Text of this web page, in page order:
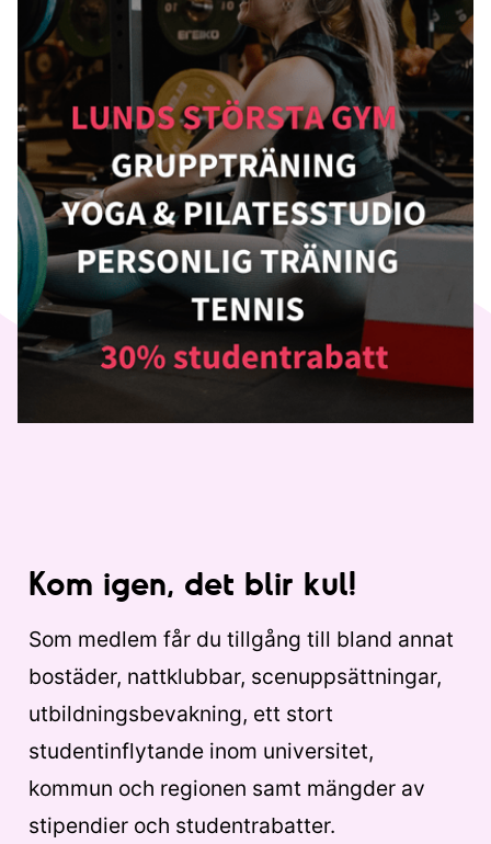
Kom igen, det blir kul!
Som medlem får du tillgång till bland annat
bostäder, nattklubbar, scenuppsättningar,
utbildningsbevakning, ett stort
studentinflytande inom universitet,
kommun och regionen samt mängder av
stipendier och studentrabatter.